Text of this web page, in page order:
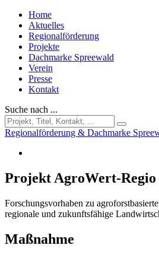
Home
Aktuelles
Regionalförderung
Projekte
Dachmarke Spreewald
Verein
Presse
Kontakt
Suche nach ...
Regionalförderung & Dachmarke
Projekt AgroWert-Regio
Forschungsvorhaben zu
regionale und zukunftsfähige
Maßnahme